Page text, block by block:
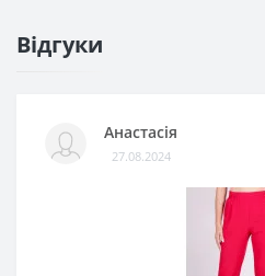
Відгуки
Анастасія
27.08.2024